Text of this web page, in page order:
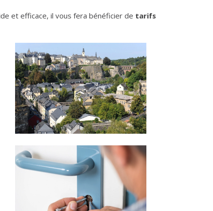
et efficace, il vous fera bénéficier de tarifs